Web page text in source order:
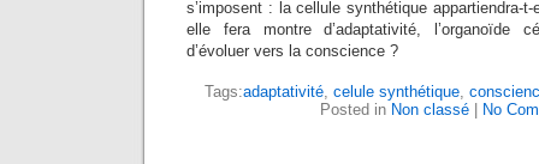
s’imposent : la cellule synthétique appartiendra-
elle fera montre d’adaptativité, l’organoïde
d’évoluer vers la conscience ?
Tags:adaptativité celule synthétique
Posted in Non classé| No